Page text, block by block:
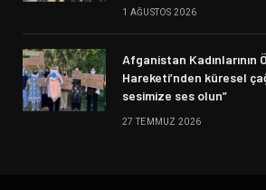
1 AĞUSTOS 2026
Afganistan Kadınlarının
Hareketi’nden küresel
sesimize ses olun”
27 TEMMUZ 2026